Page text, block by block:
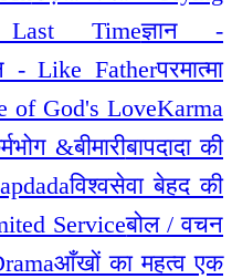
Timeज्ञान -
- Like Fatherपरमात्मा
of God's LoveKarma
&बीमारीबापदादा की
विश्वसेवा बेहद की
Serviceबोल / वचन
आँखों का महत्व एक